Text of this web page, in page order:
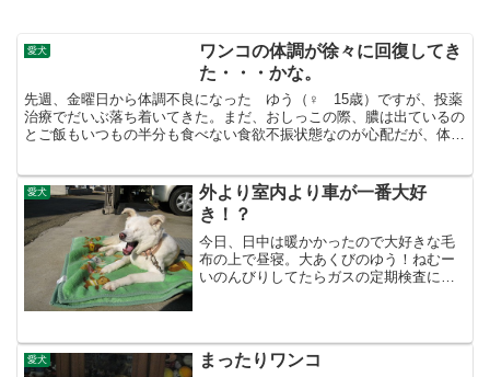
愛犬
ワンコの体調が徐々に回復してき
た・・・かな。
先週、金曜日から体調不良になった ゆう（♀ 15歳）ですが、投薬
治療でだいぶ落ち着いてきた。まだ、おしっこの際、膿は出ているの
とご飯もいつもの半分も食べない食欲不振状態なのが心配だが、体調
愛犬
外より室内より車が一番大好
き！？
今日、日中は暖かかったので大好きな毛
布の上で昼寝。大あくびのゆう！ねむー
いのんびりしてたらガスの定期検査にガ
うとしたら、外の点検の...
愛犬 まったりワンコ